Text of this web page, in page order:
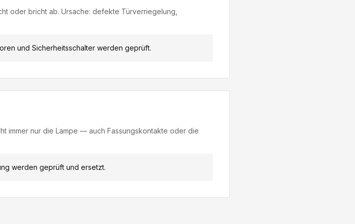
oder bricht ab. Ursache: defekte Türverriegelung,
und Sicherheitsschalter werden geprüft.
immer nur die Lampe — auch Fassungskontakte oder die
werden geprüft und ersetzt.